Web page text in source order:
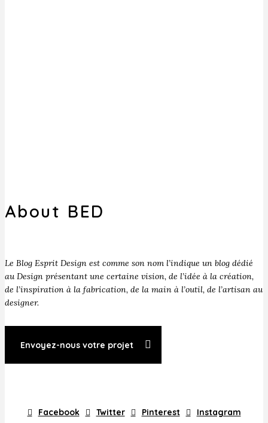
About BED
Le Blog Esprit Design est comme son nom l’indique un blog dédié
au Design présentant une certaine vision, de l’idée à la création,
de l’inspiration à la fabrication, de la main à l’outil, de l’artisan au
designer.
Envoyez-nous votre projet
Facebook Twitter Pinterest Instagram